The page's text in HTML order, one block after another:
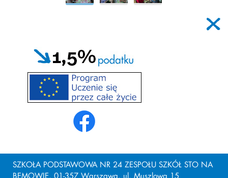
SZKOŁA PODSTAWOWA NR 24 ZESPOŁU SZKÓŁ STO NA
BEMOWIE, 01-357 Warszawa, ul. Muszlowa 15